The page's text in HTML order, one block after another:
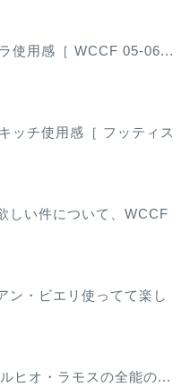
使用感［ WCCF 05-06...
ッチ使用感［ フッティス
しい件について、WCCF
ン・ビエリ使ってて楽し
ヒオ・ラモスの全能の...